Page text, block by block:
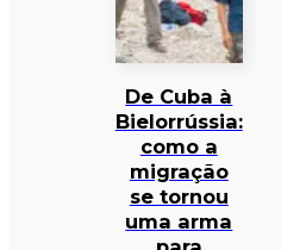
De Cuba à
Bielorrússia:
como a
migração
se tornou
uma arma